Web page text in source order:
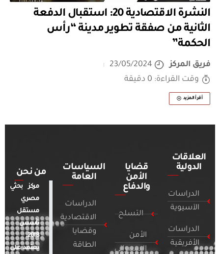
النشرة الاقتصادية 20: استقبال الدفعة
الثانية من صفقة تطوير مدينة “رأس
الحكمة”
فريق المركز
23/05/2024
وقت القراءة: 0 دقيقة
أقرأ المزيد
العلاقات
الدولية
الدراسات
الآسيوية
الدراسات
الأفريقية
قضايا
الأمن
والدفاع
التسلح
الأمن
السيبراني
السياسات
العامة
الدراسات
الاقتصادية
وقضايا
الطاقة
من نحن
مركز بحثي
مصري
مستقل
تأسس
2018.
يعتمد على